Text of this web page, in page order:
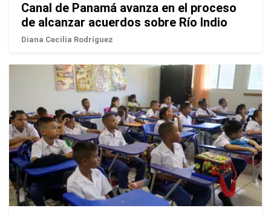
Canal de Panamá avanza en el proceso
de alcanzar acuerdos sobre Río Indio
Diana Cecilia Rodríguez